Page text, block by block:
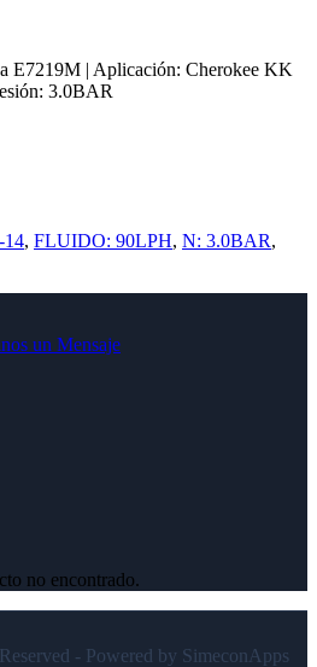
E7219M | Aplicación: Cherokee KK
3.0BAR
, FLUIDO: 90LPH, N: 3.0BAR,
un Mensaje
no encontrado.
- Powered by SimeconApps